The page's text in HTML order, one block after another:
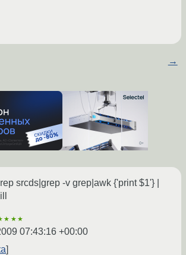
→
srcds|grep -v grep|awk {'print $1'} |
07:43:16 +00:00